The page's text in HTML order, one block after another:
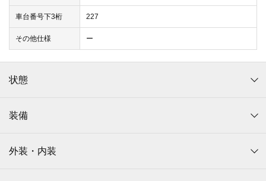
車台番号下3桁 227
その他仕様 ー
状態
装備
外装・内装